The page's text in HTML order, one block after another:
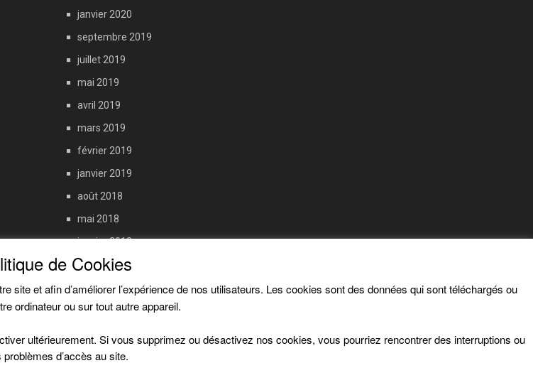
janvier 2020
septembre 2019
juillet 2019
mai 2019
avril 2019
mars 2019
février 2019
janvier 2019
août 2018
mai 2018
janvier 2018
septembre 2017
juin 2017
octobre 2016
de Cookies
et afin d’améliorer l’expérience de nos utilisateurs. Les cookies sont des données qui sont téléchargés ou
ordinateur ou sur tout autre appareil.
ultérieurement. Si vous supprimez ou désactivez nos cookies, vous pourriez rencontrer des interruptions ou
problèmes d’accès au site.